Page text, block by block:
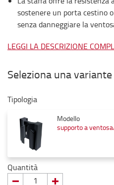
sostenere un porta cestino
senza danneggiare la
LEGGI LA DESCRIZIONE
Seleziona una variante
Tipologia
Modello
supporto a
Quantità